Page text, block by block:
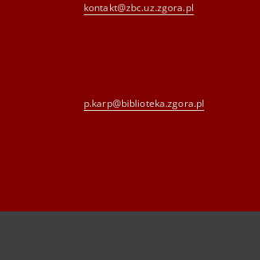
kontakt@zbc.uz.zgora.pl
p.karp@biblioteka.zgora.pl